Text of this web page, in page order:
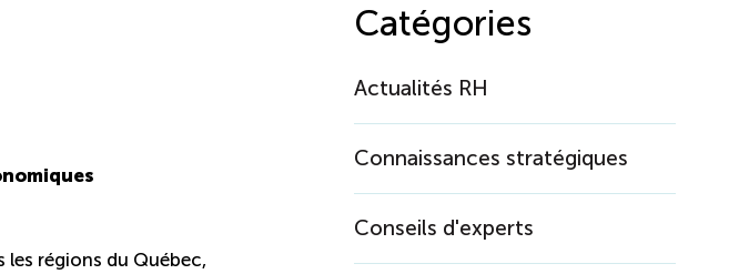
régions du Québec,
Catégories
Actualités RH
Connaissances stratégiques
Conseils d'experts